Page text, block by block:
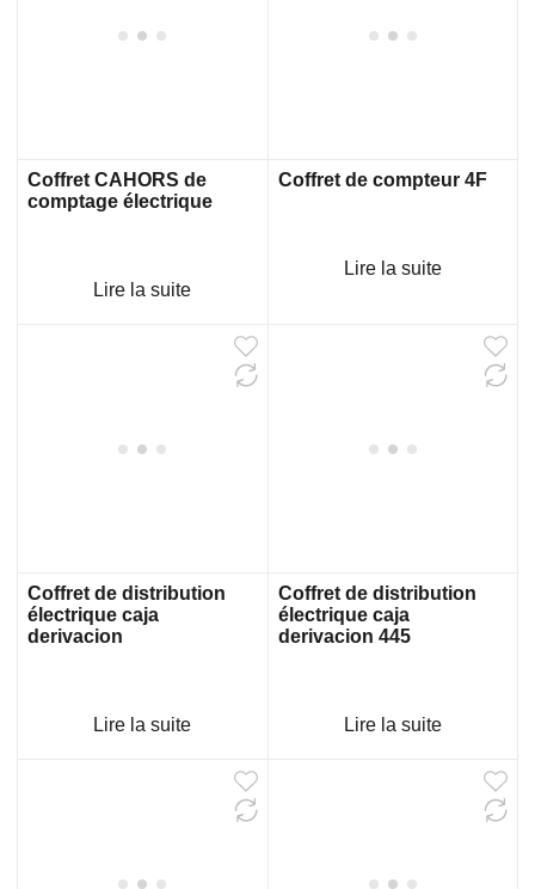
Coffret CAHORS de
comptage électrique
Lire la suite
Coffret de compteur 4F
Lire la suite
Coffret de distribution
électrique caja
derivacion
Lire la suite
Coffret de distribution
électrique caja
derivacion 445
Lire la suite